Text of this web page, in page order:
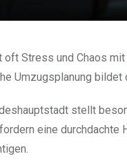
oft Stress und Chaos
Umzugsplanung
stellt
eine durchdachte